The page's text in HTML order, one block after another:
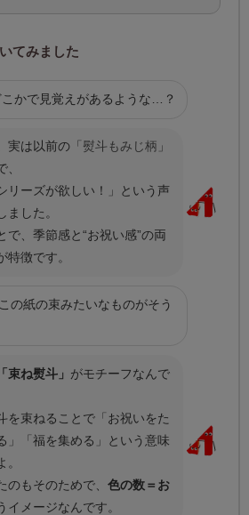
てみました
かで見覚えがあるような…？
実は以前の「 熨斗もみじ柄 」
リーズが欲しい！」という声
ました。
で、季節感と“お祝い感”の両
特徴です。
の紙の束みたいなものがそう
「束ね熨斗」 がモチーフなんで
を束ねることで「お祝いをた
」「福を集める」という意味
のもそのためで、色の数＝お
イメージなんです。